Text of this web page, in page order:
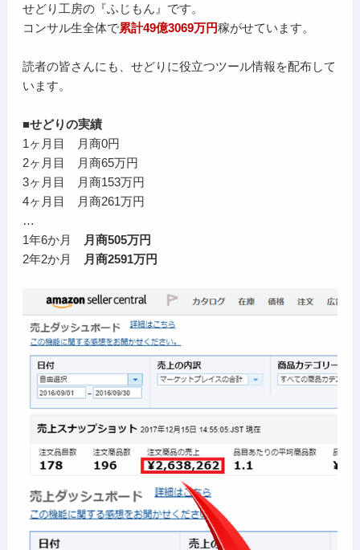
せどり工房の『ふじもん』です。
コンサル生全体で累計49億3069万円稼がせています。
読者の皆さんにも、せどりに役立つツール情報を配布して
います。
■せどりの実績
1ヶ月目 月商0円
2ヶ月目 月商65万円
3ヶ月目 月商153万円
4ヶ月目 月商261万円
…
1年6か月
月商505万円
2年2か月
月商2591万円